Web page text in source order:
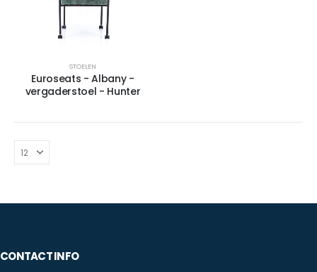
STOELEN
Euroseats - Albany -
vergaderstoel - Hunter
CONTACT INFO